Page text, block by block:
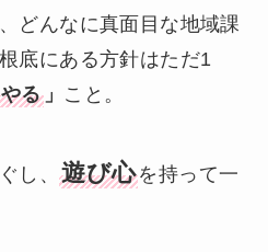
どんなに真面目な地域課
底にある方針はただ1
る」 こと。
し、遊び心を持って一